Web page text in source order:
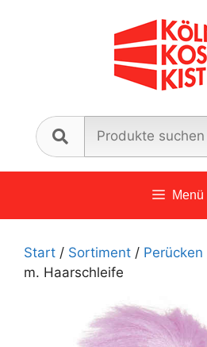
Menü
Start / Sortiment / Perücken
m. Haarschleife